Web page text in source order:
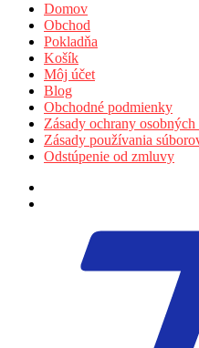
Domov
Obchod
Pokladňa
Košík
Môj účet
Blog
Obchodné podmienky
Zásady ochrany
Zásady používania
Odstúpenie od zmluvy